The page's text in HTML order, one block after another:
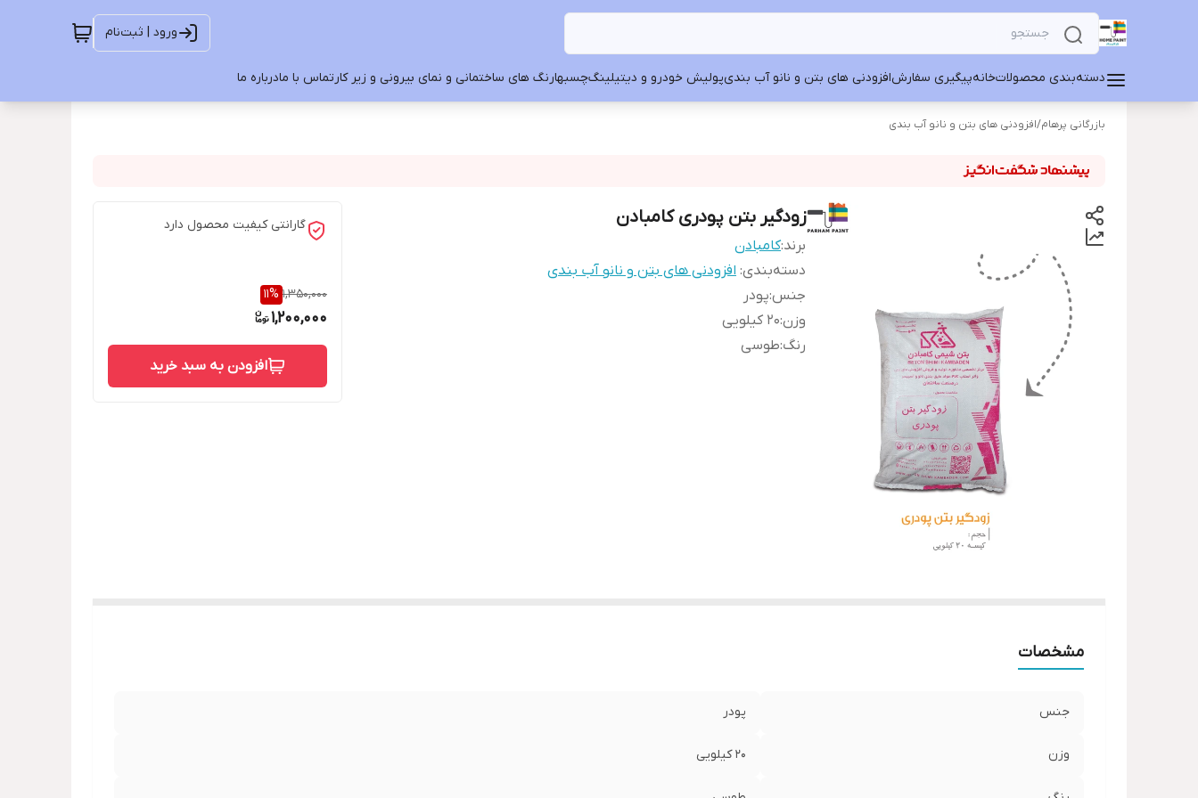
ورود | ثبت‌نام
دسته‌بندی محصولاتخانهپیگیری سفارشافزودنی های بتن و نانو آب بندیپولیش خودرو و دیتیلینگچسبهارنگ های ساختمانی و نمای بیرونی و زیر کارتماس با مادرباره ما
بازرگانی پرهام/افزودنی های بتن و نانو آب بندی
زودگیر بتن پودری کامبادن
برند:کامبادن
دسته‌بندی: افزودنی های بتن و نانو آب بندی
جنس:پودر
وزن:20 کیلویی
رنگ:طوسی
گارانتی کیفیت محصول دارد
1,350,000
11%
1,200,000
افزودن به سبد خرید
مشخصات
جنس پودر
وزن 20 کیلویی